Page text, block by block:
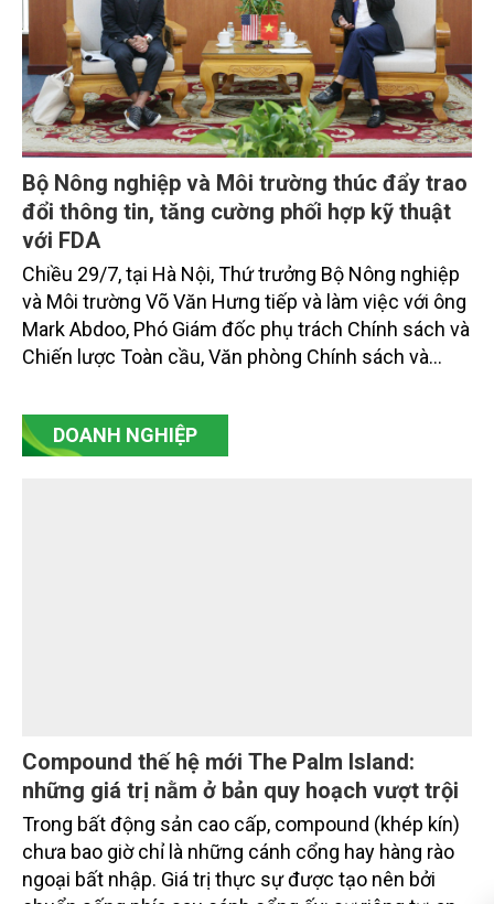
Bộ Nông nghiệp và Môi trường thúc đẩy trao
đổi thông tin, tăng cường phối hợp kỹ thuật
với FDA
Chiều 29/7, tại Hà Nội, Thứ trưởng Bộ Nông nghiệp
và Môi trường Võ Văn Hưng tiếp và làm việc với ông
Mark Abdoo, Phó Giám đốc phụ trách Chính sách và
Chiến lược Toàn cầu, Cơ quan Quản lý Thực phẩm
và Dược phẩm Hoa Kỳ (FDA).
Compound thế hệ mới The Palm Island:
những giá trị nằm ở bản quy hoạch vượt trội
Trong bất động sản cao cấp, compound (khép kín)
chưa bao giờ chỉ là những cánh cổng hay hàng rào